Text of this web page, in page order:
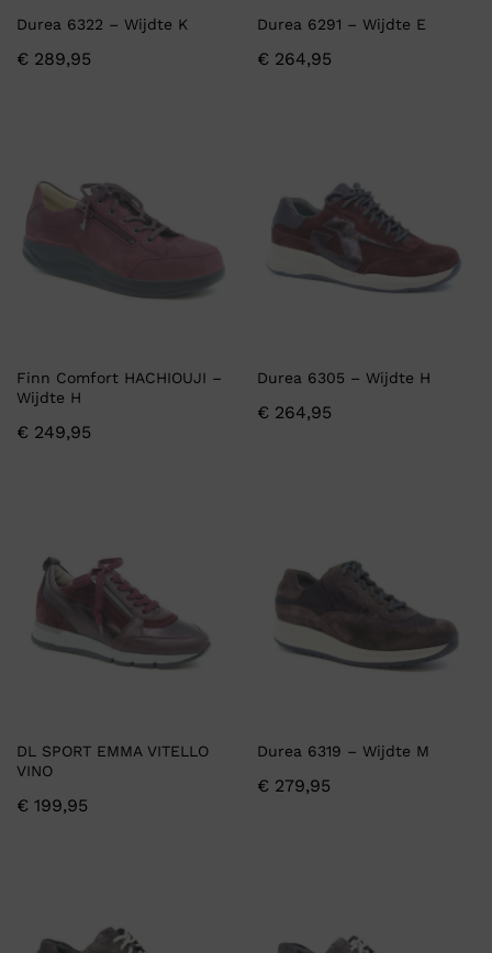
Durea 6322 – Wijdte K
€ 289,95
Durea 6291 – Wijdte E
€ 264,95
Finn Comfort HACHIOUJI –
Wijdte H
€ 249,95
Durea 6305 – Wijdte H
€ 264,95
DL SPORT EMMA VITELLO
VINO
€ 199,95
Durea 6319 – Wijdte M
€ 279,95